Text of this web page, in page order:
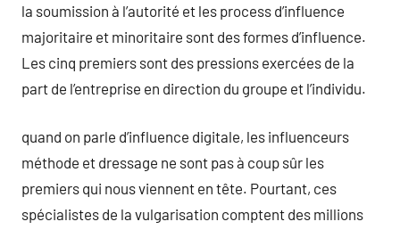
la soumission à l’autorité et les process d’influence
majoritaire et minoritaire sont des formes d’influence.
Les cinq premiers sont des pressions exercées de la
part de l’entreprise en direction du groupe et l’individu.
quand on parle d’influence digitale, les influenceurs
méthode et dressage ne sont pas à coup sûr les
premiers qui nous viennent en tête. Pourtant, ces
spécialistes de la vulgarisation comptent des millions